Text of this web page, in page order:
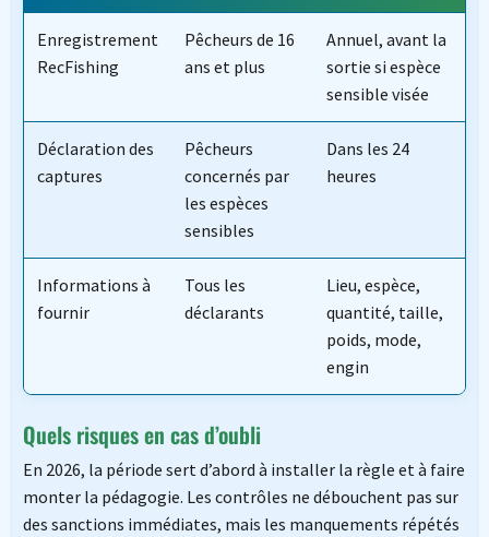
Enregistrement
RecFishing
Pêcheurs de 16
ans et plus
Annuel, avant la
sortie si espèce
sensible visée
Déclaration des
captures
Pêcheurs
concernés par
les espèces
sensibles
Dans les 24
heures
Informations à
fournir
Tous les
déclarants
Lieu, espèce,
quantité, taille,
poids, mode,
engin
Quels risques en cas d’oubli
En 2026, la période sert d’abord à installer la règle et à faire
monter la pédagogie. Les contrôles ne débouchent pas sur
des sanctions immédiates, mais les manquements répétés